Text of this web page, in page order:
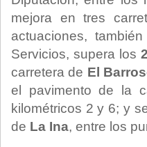
mejora en tres
actuaciones,
Servicios, supera los
carretera de El
el pavimento de la
kilométricos 2 y 6; y
de La Ina, entre los